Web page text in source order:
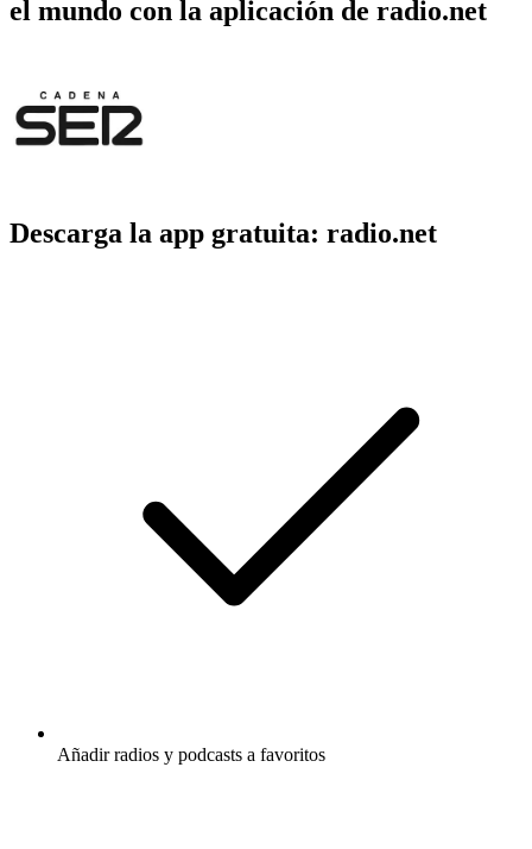
el mundo con la aplicación de radio.net
Descarga la app gratuita: radio.net
Añadir radios y podcasts a favoritos